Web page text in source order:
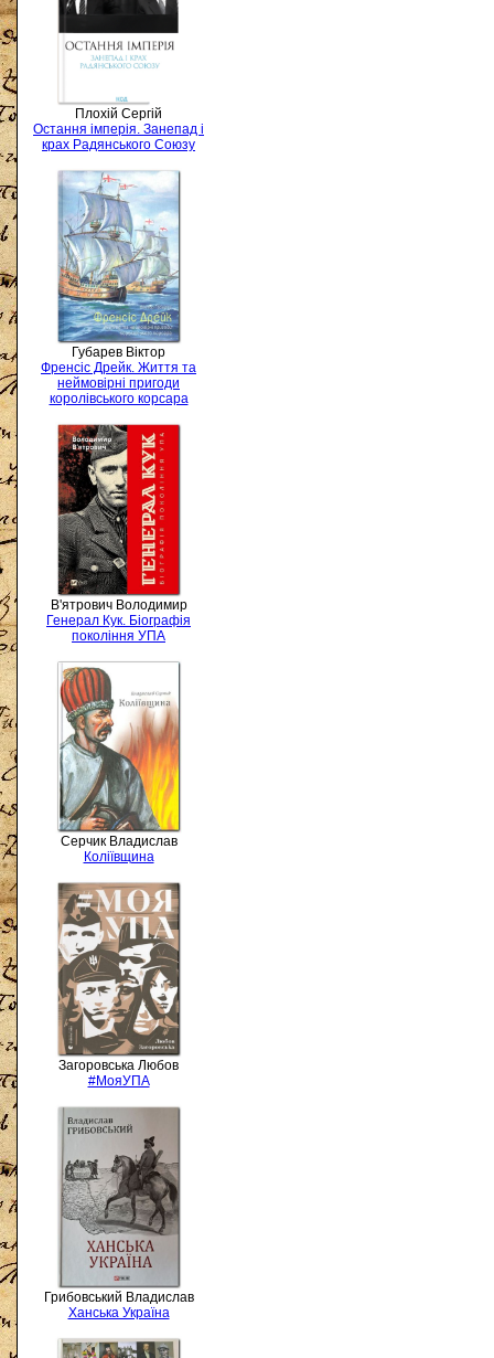
Плохій Сергій
Остання імперія. Занепад і
крах Радянського Союзу
Губарев Віктор
Френсіс Дрейк. Життя та
неймовірні пригоди
королівського корсара
В'ятрович Володимир
Генерал Кук. Біографія
покоління УПА
Серчик Владислав
Коліївщина
Загоровська Любов
#МояУПА
Грибовський Владислав
Ханська Україна